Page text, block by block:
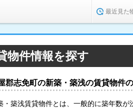
最近見た
物件情報を探す
郡志免町の新築・築浅の賃貸物件
・築浅賃貸物件とは、一般的に築年数